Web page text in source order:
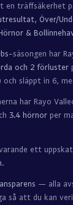
en träffsäkerhet
Över/
&
-säsongen har
och 2 förluster
och släppt in 6,
har Rayo
3.4 hörnor per
ett
.
— alla
så att du kan